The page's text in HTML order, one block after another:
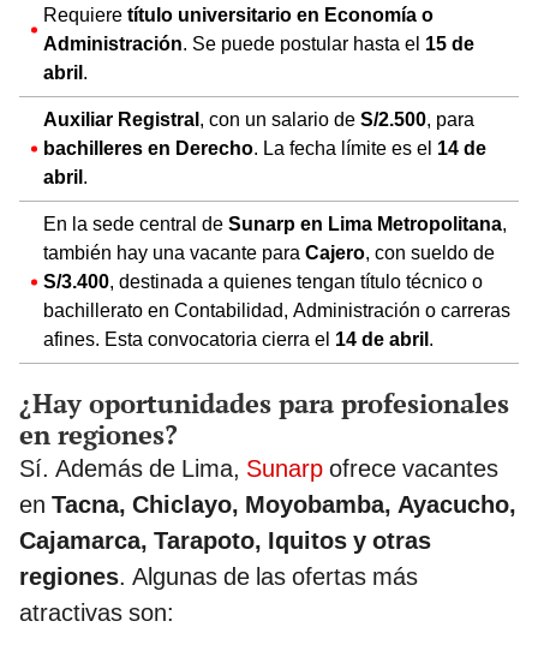
Requiere título universitario en Economía o
Administración. Se puede postular hasta el 15 de
abril.
Auxiliar Registral, con un salario de S/2.500, para
bachilleres en Derecho. La fecha límite es el 14 de
abril.
En la sede central de Sunarp en Lima Metropolitana,
también hay una vacante para Cajero, con sueldo de
S/3.400, destinada a quienes tengan título técnico o
bachillerato en Contabilidad, Administración o carreras
afines. Esta convocatoria cierra el 14 de abril.
¿Hay oportunidades para profesionales
en regiones?
Sí. Además de Lima, Sunarp ofrece vacantes
en Tacna, Chiclayo, Moyobamba, Ayacucho,
Cajamarca, Tarapoto, Iquitos y otras
regiones. Algunas de las ofertas más
atractivas son: